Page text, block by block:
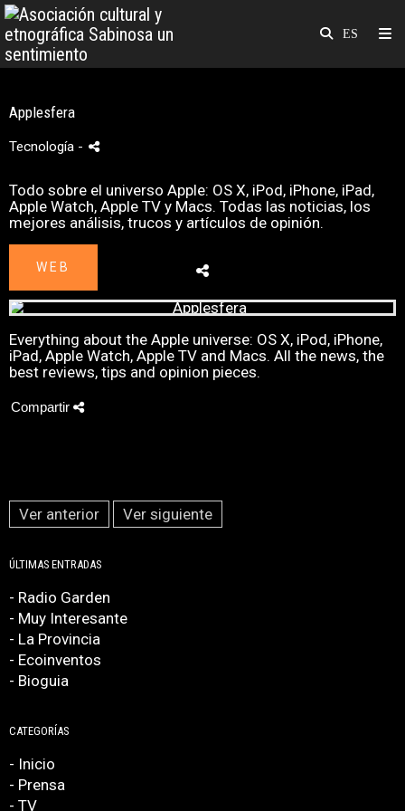
Applesfera
Tecnología -
Todo sobre el universo Apple: OS X, iPod, iPhone, iPad,
Apple Watch, Apple TV y Macs. Todas las noticias, los
mejores análisis, trucos y artículos de opinión.
WEB
Everything about the Apple universe: OS X, iPod, iPhone,
iPad, Apple Watch, Apple TV and Macs. All the news, the
best reviews, tips and opinion pieces.
Compartir
Ver anterior Ver siguiente
ÚLTIMAS ENTRADAS
- Radio Garden
- Muy Interesante
- La Provincia
- Ecoinventos
- Bioguia
CATEGORÍAS
- Inicio
- Prensa
- TV